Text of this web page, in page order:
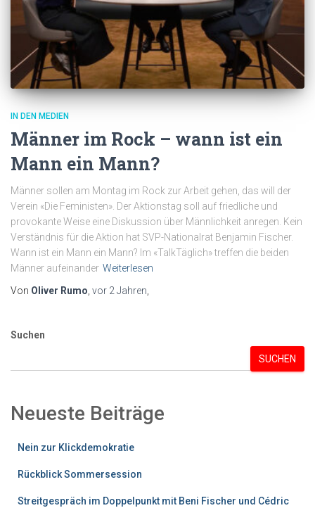
IN DEN MEDIEN
Männer im Rock – wann ist ein
Mann ein Mann?
Männer sollen am Montag im Rock zur Arbeit gehen, das will der
Verein «Die Feministen». Der Aktionstag soll auf friedliche und
provokante Weise eine Diskussion über Männlichkeit anregen. Kein
Verständnis für die Aktion hat SVP-Nationalrat Benjamin Fischer.
Wann ist ein Mann ein Mann? Im «TalkTäglich» treffen die beiden
Männer aufeinander Weiterlesen
Von Oliver Rumo, vor 2 Jahren,
Suchen
SUCHEN
Neueste Beiträge
Nein zur Klickdemokratie
Rückblick Sommersession
Streitgespräch im Doppelpunkt mit Beni Fischer und Cédric